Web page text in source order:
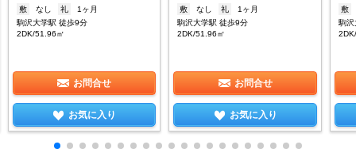
敷
なし 礼
1ヶ月
駒沢大学駅 徒歩9分
2DK/51.96㎡
お問合せ
お気に入り
敷
なし 礼
1ヶ月
駒沢大学駅 徒歩9分
2DK/51.96㎡
お問合せ
お気に入り
敷
駒沢